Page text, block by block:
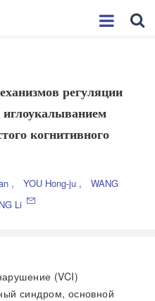
регуляции
когнитивного
, YOU Hong-ju ,
WANG
Li
(VCI)
синдром, основной